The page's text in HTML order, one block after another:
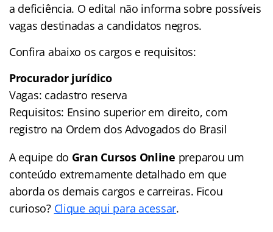
a deficiência. O edital não informa sobre possíveis
vagas destinadas a candidatos negros.
Confira abaixo os cargos e requisitos:
Procurador jurídico
Vagas: cadastro reserva
Requisitos: Ensino superior em direito, com
registro na Ordem dos Advogados do Brasil
A equipe do Gran Cursos Online preparou um
conteúdo extremamente detalhado em que
aborda os demais cargos e carreiras. Ficou
curioso? Clique aqui para acessar.